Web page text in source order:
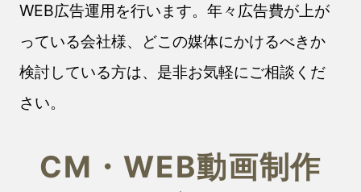
WEB広告運用を行います。年々広告費が上が
っている会社様、どこの媒体にかけるべきか
検討している方は、是非お気軽にご相談くだ
さい。
CM・WEB動画制作